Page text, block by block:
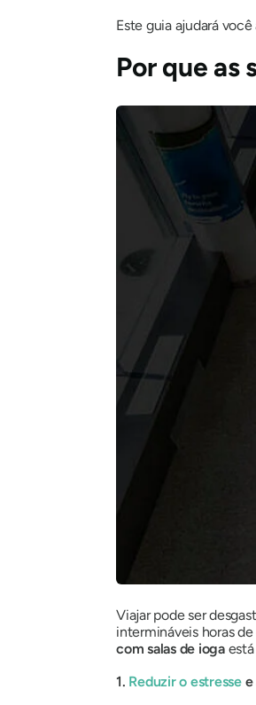
Este guia ajudará
Por que as
Viajar pode ser
intermináveis ​​horas
com salas de iogaestá
1. Reduzir o estressee